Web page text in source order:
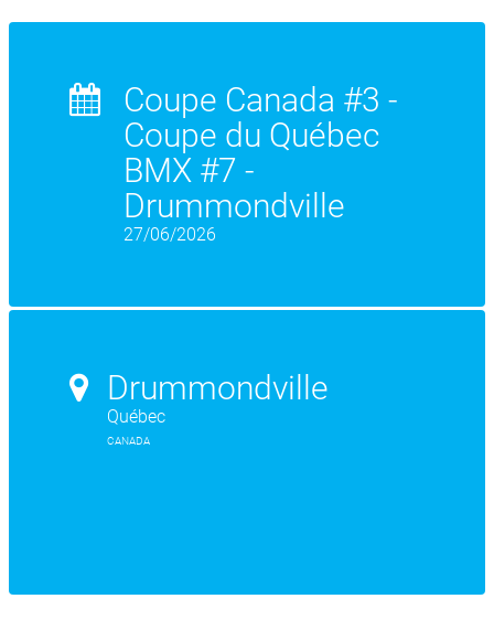
Coupe Canada #3 -
Coupe du Québec
BMX #7 -
Drummondville
27/06/2026
Drummondville
Québec
CANADA